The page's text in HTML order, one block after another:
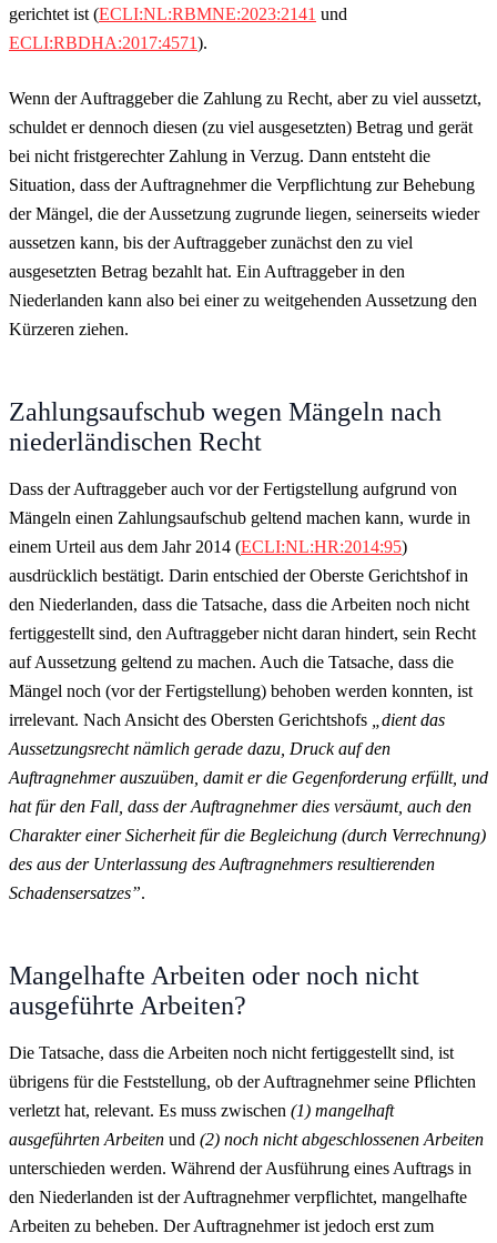
gerichtet ist (ECLI:NL:RBMNE:2023:2141 und
ECLI:RBDHA:2017:4571).
Wenn der Auftraggeber die Zahlung zu Recht, aber zu viel aussetzt,
schuldet er dennoch diesen (zu viel ausgesetzten) Betrag und gerät
bei nicht fristgerechter Zahlung in Verzug. Dann entsteht die
Situation, dass der Auftragnehmer die Verpflichtung zur Behebung
der Mängel, die der Aussetzung zugrunde liegen, seinerseits wieder
aussetzen kann, bis der Auftraggeber zunächst den zu viel
ausgesetzten Betrag bezahlt hat. Ein Auftraggeber in den
Niederlanden kann also bei einer zu weitgehenden Aussetzung den
Kürzeren ziehen.
Zahlungsaufschub wegen Mängeln nach
niederländischen Recht
Dass der Auftraggeber auch vor der Fertigstellung aufgrund von
Mängeln einen Zahlungsaufschub geltend machen kann, wurde in
einem Urteil aus dem Jahr 2014 (ECLI:NL:HR:2014:95)
ausdrücklich bestätigt. Darin entschied der Oberste Gerichtshof in
den Niederlanden, dass die Tatsache, dass die Arbeiten noch nicht
fertiggestellt sind, den Auftraggeber nicht daran hindert, sein Recht
auf Aussetzung geltend zu machen. Auch die Tatsache, dass die
Mängel noch (vor der Fertigstellung) behoben werden konnten, ist
irrelevant. Nach Ansicht des Obersten Gerichtshofs
„dient das
Aussetzungsrecht nämlich gerade dazu, Druck auf den
Auftragnehmer auszuüben, damit er die Gegenforderung erfüllt, und
hat für den Fall, dass der Auftragnehmer dies versäumt, auch den
Charakter einer Sicherheit für die Begleichung (durch Verrechnung)
des aus der Unterlassung des Auftragnehmers resultierenden
Schadensersatzes”.
Mangelhafte Arbeiten oder noch nicht
ausgeführte Arbeiten?
Die Tatsache, dass die Arbeiten noch nicht fertiggestellt sind, ist
übrigens für die Feststellung, ob der Auftragnehmer seine Pflichten
verletzt hat, relevant. Es muss zwischen (1) mangelhaft
ausgeführten Arbeiten und (2) noch nicht abgeschlossenen Arbeiten
unterschieden werden. Während der Ausführung eines Auftrags in
den Niederlanden ist der Auftragnehmer verpflichtet, mangelhafte
Arbeiten zu beheben. Der Auftragnehmer ist jedoch erst zum